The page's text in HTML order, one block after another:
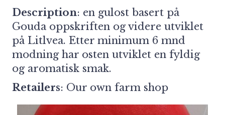
Description: en gulost basert på
Gouda oppskriften og videre utviklet
på Litlvea. Etter minimum 6 mnd
modning har osten utviklet en fyldig
og aromatisk smak.
Retailers: Our own farm shop